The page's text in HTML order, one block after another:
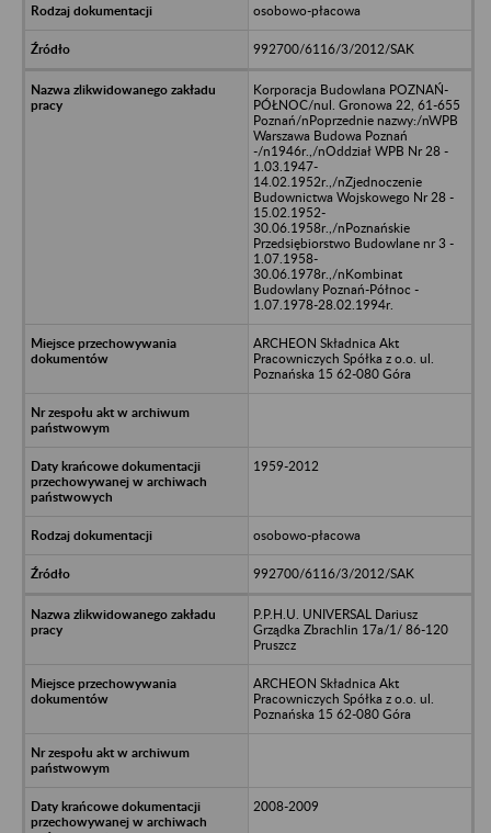
osobowo-płacowa
992700/6116/3/2012/SAK
Korporacja Budowlana POZNAŃ-
PÓŁNOC/nul. Gronowa 22, 61-655
Poznań/nPoprzednie nazwy:/nWPB
Warszawa Budowa Poznań
-/n1946r.,/nOddział WPB Nr 28 -
1.03.1947-
14.02.1952r.,/nZjednoczenie
Budownictwa Wojskowego Nr 28 -
15.02.1952-
30.06.1958r.,/nPoznańskie
Przedsiębiorstwo Budowlane nr 3 -
1.07.1958-
30.06.1978r.,/nKombinat
Budowlany Poznań-Północ -
1.07.1978-28.02.1994r.
ARCHEON Składnica Akt
Pracowniczych Spółka z o.o. ul.
Poznańska 15 62-080 Góra
1959-2012
osobowo-płacowa
992700/6116/3/2012/SAK
P.P.H.U. UNIVERSAL Dariusz
Grządka Zbrachlin 17a/1/ 86-120
Pruszcz
ARCHEON Składnica Akt
Pracowniczych Spółka z o.o. ul.
Poznańska 15 62-080 Góra
2008-2009